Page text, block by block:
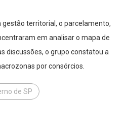
gestão territorial, o parcelamento,
em analisar o mapa de
discussões, o grupo constatou a
por consórcios.
de SP